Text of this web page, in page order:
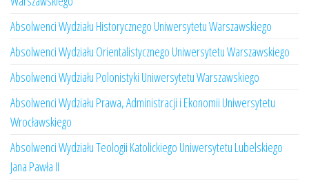
Absolwenci Wydziału Historycznego Uniwersytetu Warszawskiego
Absolwenci Wydziału Orientalistycznego Uniwersytetu Warszawskiego
Absolwenci Wydziału Polonistyki Uniwersytetu Warszawskiego
Absolwenci Wydziału Prawa, Administracji i Ekonomii Uniwersytetu
Wrocławskiego
Absolwenci Wydziału Teologii Katolickiego Uniwersytetu Lubelskiego
Jana Pawła II